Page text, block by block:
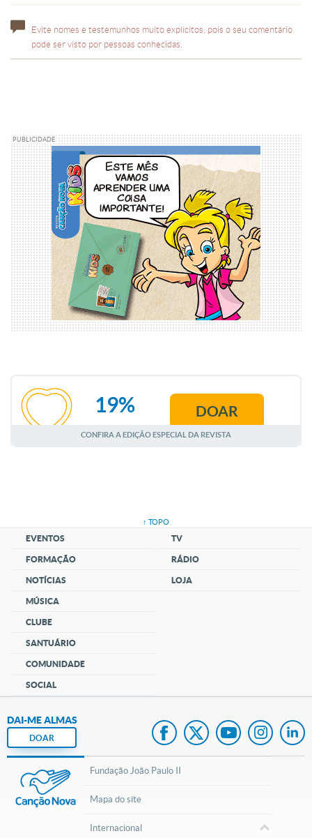
Evite nomes e testemunhos muito explícitos, pois o seu comentário
pode ser visto por pessoas conhecidas.
PUBLICIDADE
AGOSTO
19% DOAR
CONFIRA A EDIÇÃO ESPECIAL DA REVISTA
↑ TOPO
EVENTOS
FORMAÇÃO
NOTÍCIAS
MÚSICA
CLUBE
SANTUÁRIO
COMUNIDADE
SOCIAL
TV
RÁDIO
LOJA
DAI-ME ALMAS
DOAR
Fundação João Paulo II
Mapa do site
Internacional